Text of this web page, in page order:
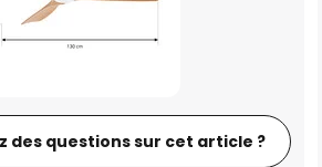
des questions sur cet article ?